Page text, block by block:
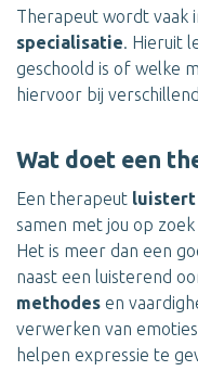
Therapeut wordt vaak
specialisatie. Hieruit
geschoold is of welke
hiervoor bij
Wat doet een
Een therapeut luistert
samen met jou op
Het is meer dan een
naast een luisterend
methodes en
verwerken van
helpen expressie te